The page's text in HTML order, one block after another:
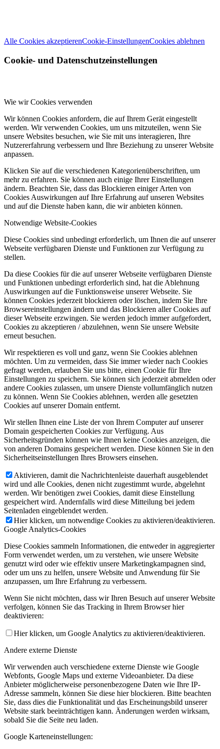
Alle Cookies akzeptierenCookie-EinstellungenCookies ablehnen
Cookie- und Datenschutzeinstellungen
Wie wir Cookies verwenden
Wir können Cookies anfordern, die auf Ihrem Gerät eingestellt
werden. Wir verwenden Cookies, um uns mitzuteilen, wenn Sie
unsere Websites besuchen, wie Sie mit uns interagieren, Ihre
Nutzererfahrung verbessern und Ihre Beziehung zu unserer Website
anpassen.
Klicken Sie auf die verschiedenen Kategorienüberschriften, um
mehr zu erfahren. Sie können auch einige Ihrer Einstellungen
ändern. Beachten Sie, dass das Blockieren einiger Arten von
Cookies Auswirkungen auf Ihre Erfahrung auf unseren Websites
und auf die Dienste haben kann, die wir anbieten können.
Notwendige Website-Cookies
Diese Cookies sind unbedingt erforderlich, um Ihnen die auf unserer
Webseite verfügbaren Dienste und Funktionen zur Verfügung zu
stellen.
Da diese Cookies für die auf unserer Webseite verfügbaren Dienste
und Funktionen unbedingt erforderlich sind, hat die Ablehnung
Auswirkungen auf die Funktionsweise unserer Webseite. Sie
können Cookies jederzeit blockieren oder löschen, indem Sie Ihre
Browsereinstellungen ändern und das Blockieren aller Cookies auf
dieser Webseite erzwingen. Sie werden jedoch immer aufgefordert,
Cookies zu akzeptieren / abzulehnen, wenn Sie unsere Website
erneut besuchen.
Wir respektieren es voll und ganz, wenn Sie Cookies ablehnen
möchten. Um zu vermeiden, dass Sie immer wieder nach Cookies
gefragt werden, erlauben Sie uns bitte, einen Cookie für Ihre
Einstellungen zu speichern. Sie können sich jederzeit abmelden oder
andere Cookies zulassen, um unsere Dienste vollumfänglich nutzen
zu können. Wenn Sie Cookies ablehnen, werden alle gesetzten
Cookies auf unserer Domain entfernt.
Wir stellen Ihnen eine Liste der von Ihrem Computer auf unserer
Domain gespeicherten Cookies zur Verfügung. Aus
Sicherheitsgründen können wie Ihnen keine Cookies anzeigen, die
von anderen Domains gespeichert werden. Diese können Sie in den
Sicherheitseinstellungen Ihres Browsers einsehen.
Aktivieren, damit die Nachrichtenleiste dauerhaft ausgeblendet
wird und alle Cookies, denen nicht zugestimmt wurde, abgelehnt
werden. Wir benötigen zwei Cookies, damit diese Einstellung
gespeichert wird. Andernfalls wird diese Mitteilung bei jedem
Seitenladen eingeblendet werden.
Hier klicken, um notwendige Cookies zu aktivieren/deaktivieren.
Google Analytics-Cookies
Diese Cookies sammeln Informationen, die entweder in aggregierter
Form verwendet werden, um zu verstehen, wie unsere Website
genutzt wird oder wie effektiv unsere Marketingkampagnen sind,
oder um uns zu helfen, unsere Website und Anwendung für Sie
anzupassen, um Ihre Erfahrung zu verbessern.
Wenn Sie nicht möchten, dass wir Ihren Besuch auf unserer Website
verfolgen, können Sie das Tracking in Ihrem Browser hier
deaktivieren:
Hier klicken, um Google Analytics zu aktivieren/deaktivieren.
Andere externe Dienste
Wir verwenden auch verschiedene externe Dienste wie Google
Webfonts, Google Maps und externe Videoanbieter. Da diese
Anbieter möglicherweise personenbezogene Daten wie Ihre IP-
Adresse sammeln, können Sie diese hier blockieren. Bitte beachten
Sie, dass dies die Funktionalität und das Erscheinungsbild unserer
Website stark beeinträchtigen kann. Änderungen werden wirksam,
sobald Sie die Seite neu laden.
Google Karteneinstellungen: